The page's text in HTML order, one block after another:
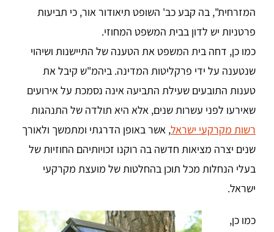
המזרחית", בה קבע כב' השופט תיאודור אור, כי תביעות
פרטניות יש לדון בבית המשפט המחוזי.
כמו כן, דחה בית המשפט את הטענה של התיישנות ושיהוי
שנטענה על ידי פרקליטות המדינה. ביהמ"ש קיבל את
טענות התובעים שעילת התביעה אינה נסמכת על אירועים
שאירעו לפני עשרות שנים, אלא היא תולדה של התנהגות
רשות מקרקעי ישראל, אשר באופן הדרגתי ומתמשך ולאורך
שנים יצרה מציאות חדשה בה רוקנו זכויותיהם החוזיות של
בעלי הנחלות מכל תוכן בהחלטות של מועצת מקרקעי
ישראל.
כמו כן,